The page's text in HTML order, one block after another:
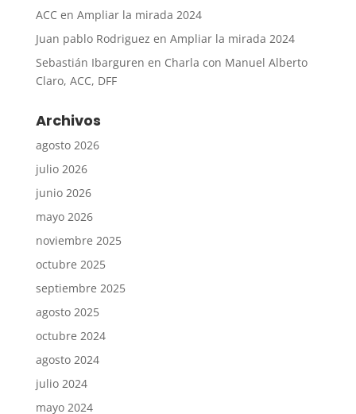
ACC en Ampliar la mirada 2024
Juan pablo Rodriguez en Ampliar la mirada 2024
Sebastián Ibarguren en Charla con Manuel Alberto
Claro, ACC, DFF
Archivos
agosto 2026
julio 2026
junio 2026
mayo 2026
noviembre 2025
octubre 2025
septiembre 2025
agosto 2025
octubre 2024
agosto 2024
julio 2024
mayo 2024